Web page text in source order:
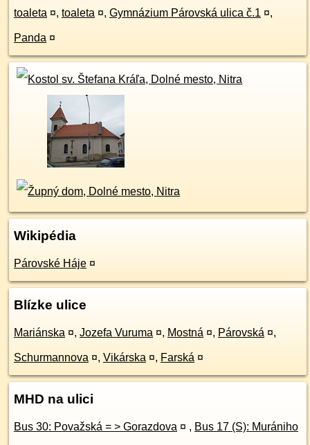
toaleta ¤, toaleta ¤, Gymnázium Párovská ulica č.1 ¤,
Panda ¤
Wikipédia
Párovské Háje ¤
Blízke ulice
Mariánska ¤, Jozefa Vuruma ¤, Mostná ¤, Párovská ¤,
Schurmannova ¤, Vikárska ¤, Farská ¤
MHD na ulici
Bus 30: Považská = > Gorazdova ¤ , Bus 17 (S): Murániho